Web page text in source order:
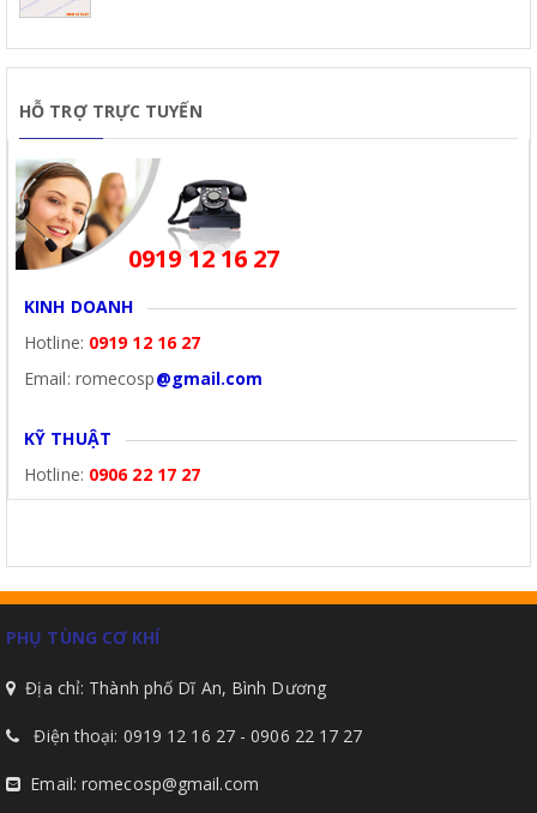
HỖ TRỢ TRỰC TUYẾN
0919 12 16 27
KINH DOANH
Hotline: 0919 12 16 27
Email: romecosp@gmail.com
KỸ THUẬT
Hotline: 0906 22 17 27
PHỤ TÙNG CƠ KHÍ
Địa chỉ: Thành phố Dĩ An, Bình Dương
Điện thoại: 0919 12 16 27 - 0906 22 17 27
Email: romecosp@gmail.com